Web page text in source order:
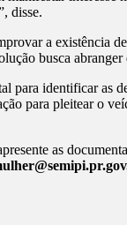
disse.
a existência
busca
para identificar as
para pleitear o
as